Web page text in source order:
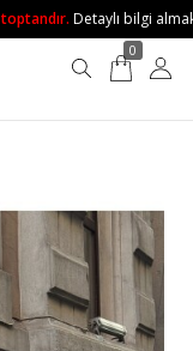
Detaylı bilgi almak
0